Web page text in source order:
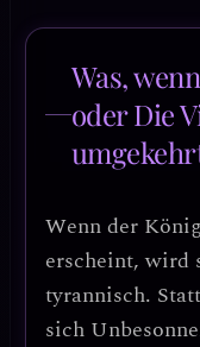
Was,
oder Die
Wenn der
erscheint, wird
tyrannisch.
sich